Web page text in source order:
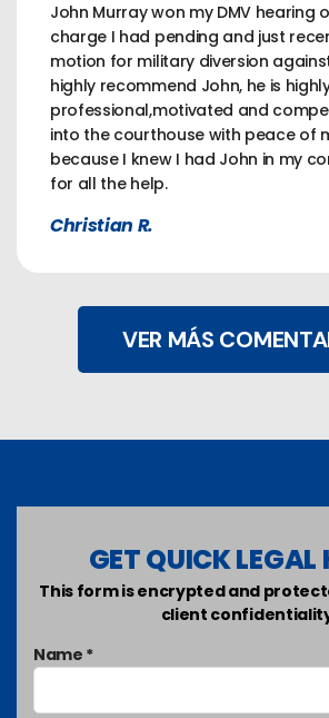
John Murray won my DMV hearing
charge I had pending and just
motion for military diversion
highly recommend John, he is
professional,motivated and
into the courthouse with peace of
because I knew I had John in my
for all the help.
Christian R.
VER MÁS
GET QUICK LEGAL
This form is encrypted and
client
Name *